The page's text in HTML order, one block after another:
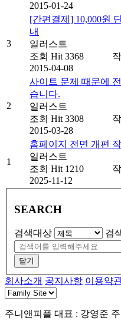
2015-01-24
3
[간편결제] 10,000원
내
일러스트
조회 Hit 3368
2015-04-08
2
사이트 문제 때문에
습니다.
일러스트
조회 Hit 3308
2015-03-28
1
홈페이지 전면 개편
일러스트
조회 Hit 1210
2025-11-12
SEARCH
검색대상 검
닫기
회사소개 공지사항 이용약
주니앤피플 대표 : 강영준